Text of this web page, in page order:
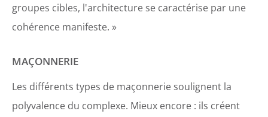
groupes cibles, l'architecture se caractérise par une
cohérence manifeste. »
MAÇONNERIE
Les différents types de maçonnerie soulignent la
polyvalence du complexe. Mieux encore : ils créent